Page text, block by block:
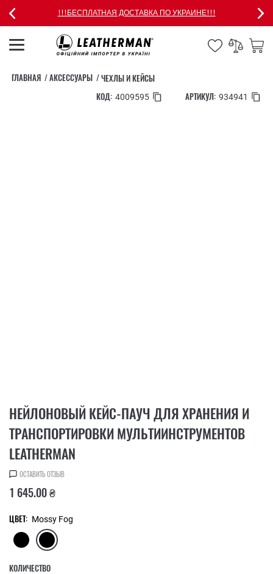
!!!БЕСПЛАТНАЯ ДОСТАВКА ПО УКРАИНЕ!!!
ГЛАВНАЯ АКСЕССУАРЫ
ЧЕХЛЫ И КЕЙСЫ
КОД: 4009595 АРТИКУЛ: 934941
НЕЙЛОНОВЫЙ КЕЙС-ПАУЧ ДЛЯ ХРАНЕНИЯ И
ТРАНСПОРТИРОВКИ МУЛЬТИИНСТРУМЕНТОВ
LEATHERMAN
ОСТАВИТЬ ОТЗЫВ
1 645.00 ₴
ЦВЕТ: Mossy Fog
КОЛИЧЕСТВО